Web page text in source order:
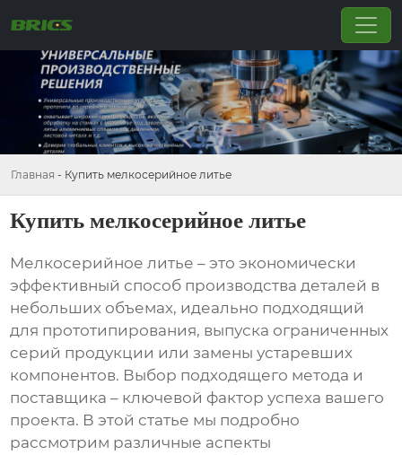
Главная - Купить мелкосерийное литье
Купить мелкосерийное литье
Мелкосерийное литье – это экономически
эффективный способ производства деталей в
небольших объемах, идеально подходящий
для прототипирования, выпуска ограниченных
серий продукции или замены устаревших
компонентов. Выбор подходящего метода и
поставщика – ключевой фактор успеха вашего
проекта. В этой статье мы подробно
рассмотрим различные аспекты